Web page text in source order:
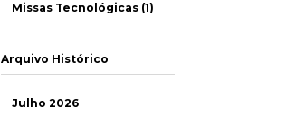
Missas Tecnológicas (1)
Arquivo Histórico
Julho 2026